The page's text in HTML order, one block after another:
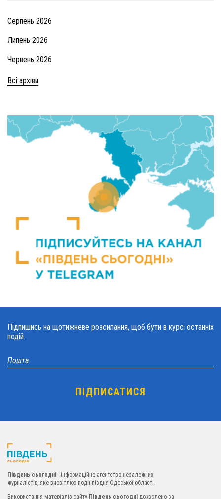
Серпень 2026
Липень 2026
Червень 2026
Всі архіви
Підпишись на щотижневе розсилання, щоб бути в курсі останніх
подій.
Південь сьогодні - інформаційне агентство незалежних
журналістів, яке висвітлює події півдня Одеської області.
Використання матеріалів сайту Південь сьогодні дозволено за